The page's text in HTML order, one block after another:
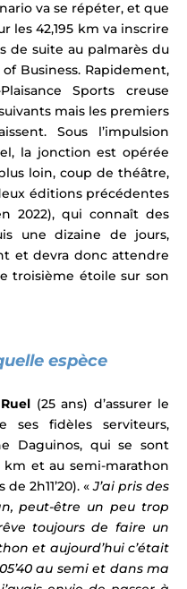
va se répéter, et que
les 42,195 km va inscrire
de suite au palmarès du
Business. Rapidement,
Sports creuse
mais les premiers
Sous l’impulsion
la jonction est opérée
loin, coup de théâtre,
éditions précédentes
2022), qui connaît des
une dizaine de jours,
et devra donc attendre
troisième étoile sur son
espèce
(25 ans) d’assurer le
ses fidèles serviteurs,
Daguinos, qui se sont
km et au semi-marathon
de 2h11’20). «J’ai pris des
peut-être un peu trop
toujours de faire un
et aujourd’hui c’était
au semi et dans ma